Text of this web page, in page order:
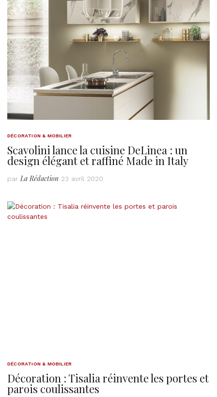
DÉCORATION & MOBILIER
Scavolini lance la cuisine DeLinea : un
design élégant et raffiné Made in Italy
parLa Rédaction 23 avril 2020
DÉCORATION & MOBILIER
Décoration : Tisalia réinvente les portes et
parois coulissantes